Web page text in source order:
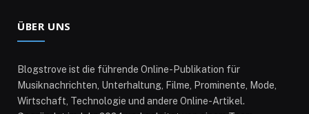
ÜBER UNS
Blogstrove ist die führende Online-Publikation für
Musiknachrichten, Unterhaltung, Filme, Prominente, Mode,
Wirtschaft, Technologie und andere Online-Artikel.